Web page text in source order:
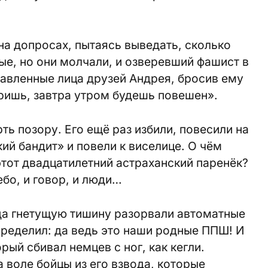
допросах, пытаясь выведать, сколько
но они молчали, и озверевший фашист в
лица друзей Андрея, бросив ему
завтра утром будешь повешен».
позору. Его ещё раз избили, повесили на
бандит» и повели к виселице. О чём
двадцатилетний астраханский паренёк?
и говор, и люди…
гнетущую тишину разорвали автоматные
да ведь это наши родные ППШ! И
сбивал немцев с ног, как кегли.
бойцы из его взвода, которые